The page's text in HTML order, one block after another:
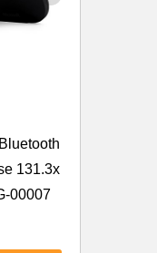
131.3x
00007